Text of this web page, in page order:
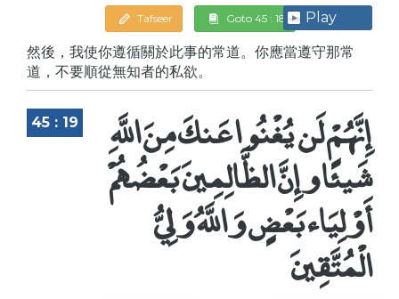
Tafseer Goto 45 : 18 Play
然後，我使你遵循關於此事的常道。你應當遵守那常
道，不要順從無知者的私欲。
45 : 19 إِنَّهُمْ لَن يُغْنُوا عَنكَ مِنَ اللَّهِ
شَيئًا وإِنَّ الظَّالِمِينَ بَعْضُهُمْ
أَوْلِيَاء بَعْضٍ وَاللَّهُ وَلِيُّ
الْمُتَّقِينَ